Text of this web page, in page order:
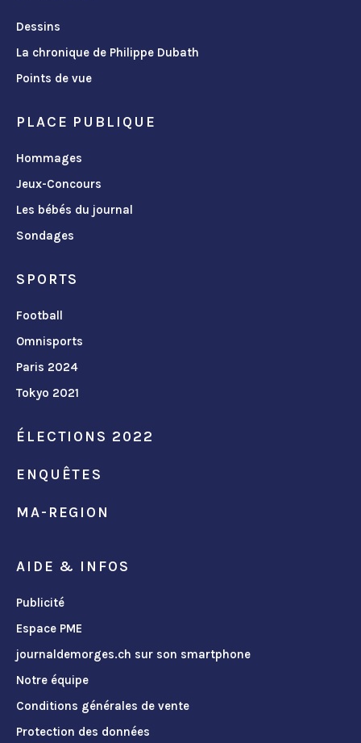
Dessins
La chronique de Philippe Dubath
Points de vue
PLACE PUBLIQUE
Hommages
Jeux-Concours
Les bébés du journal
Sondages
SPORTS
Football
Omnisports
Paris 2024
Tokyo 2021
ÉLECTIONS 2022
ENQUÊTES
MA-REGION
AIDE & INFOS
Publicité
Espace PME
journaldemorges.ch sur son smartphone
Notre équipe
Conditions générales de vente
Protection des données